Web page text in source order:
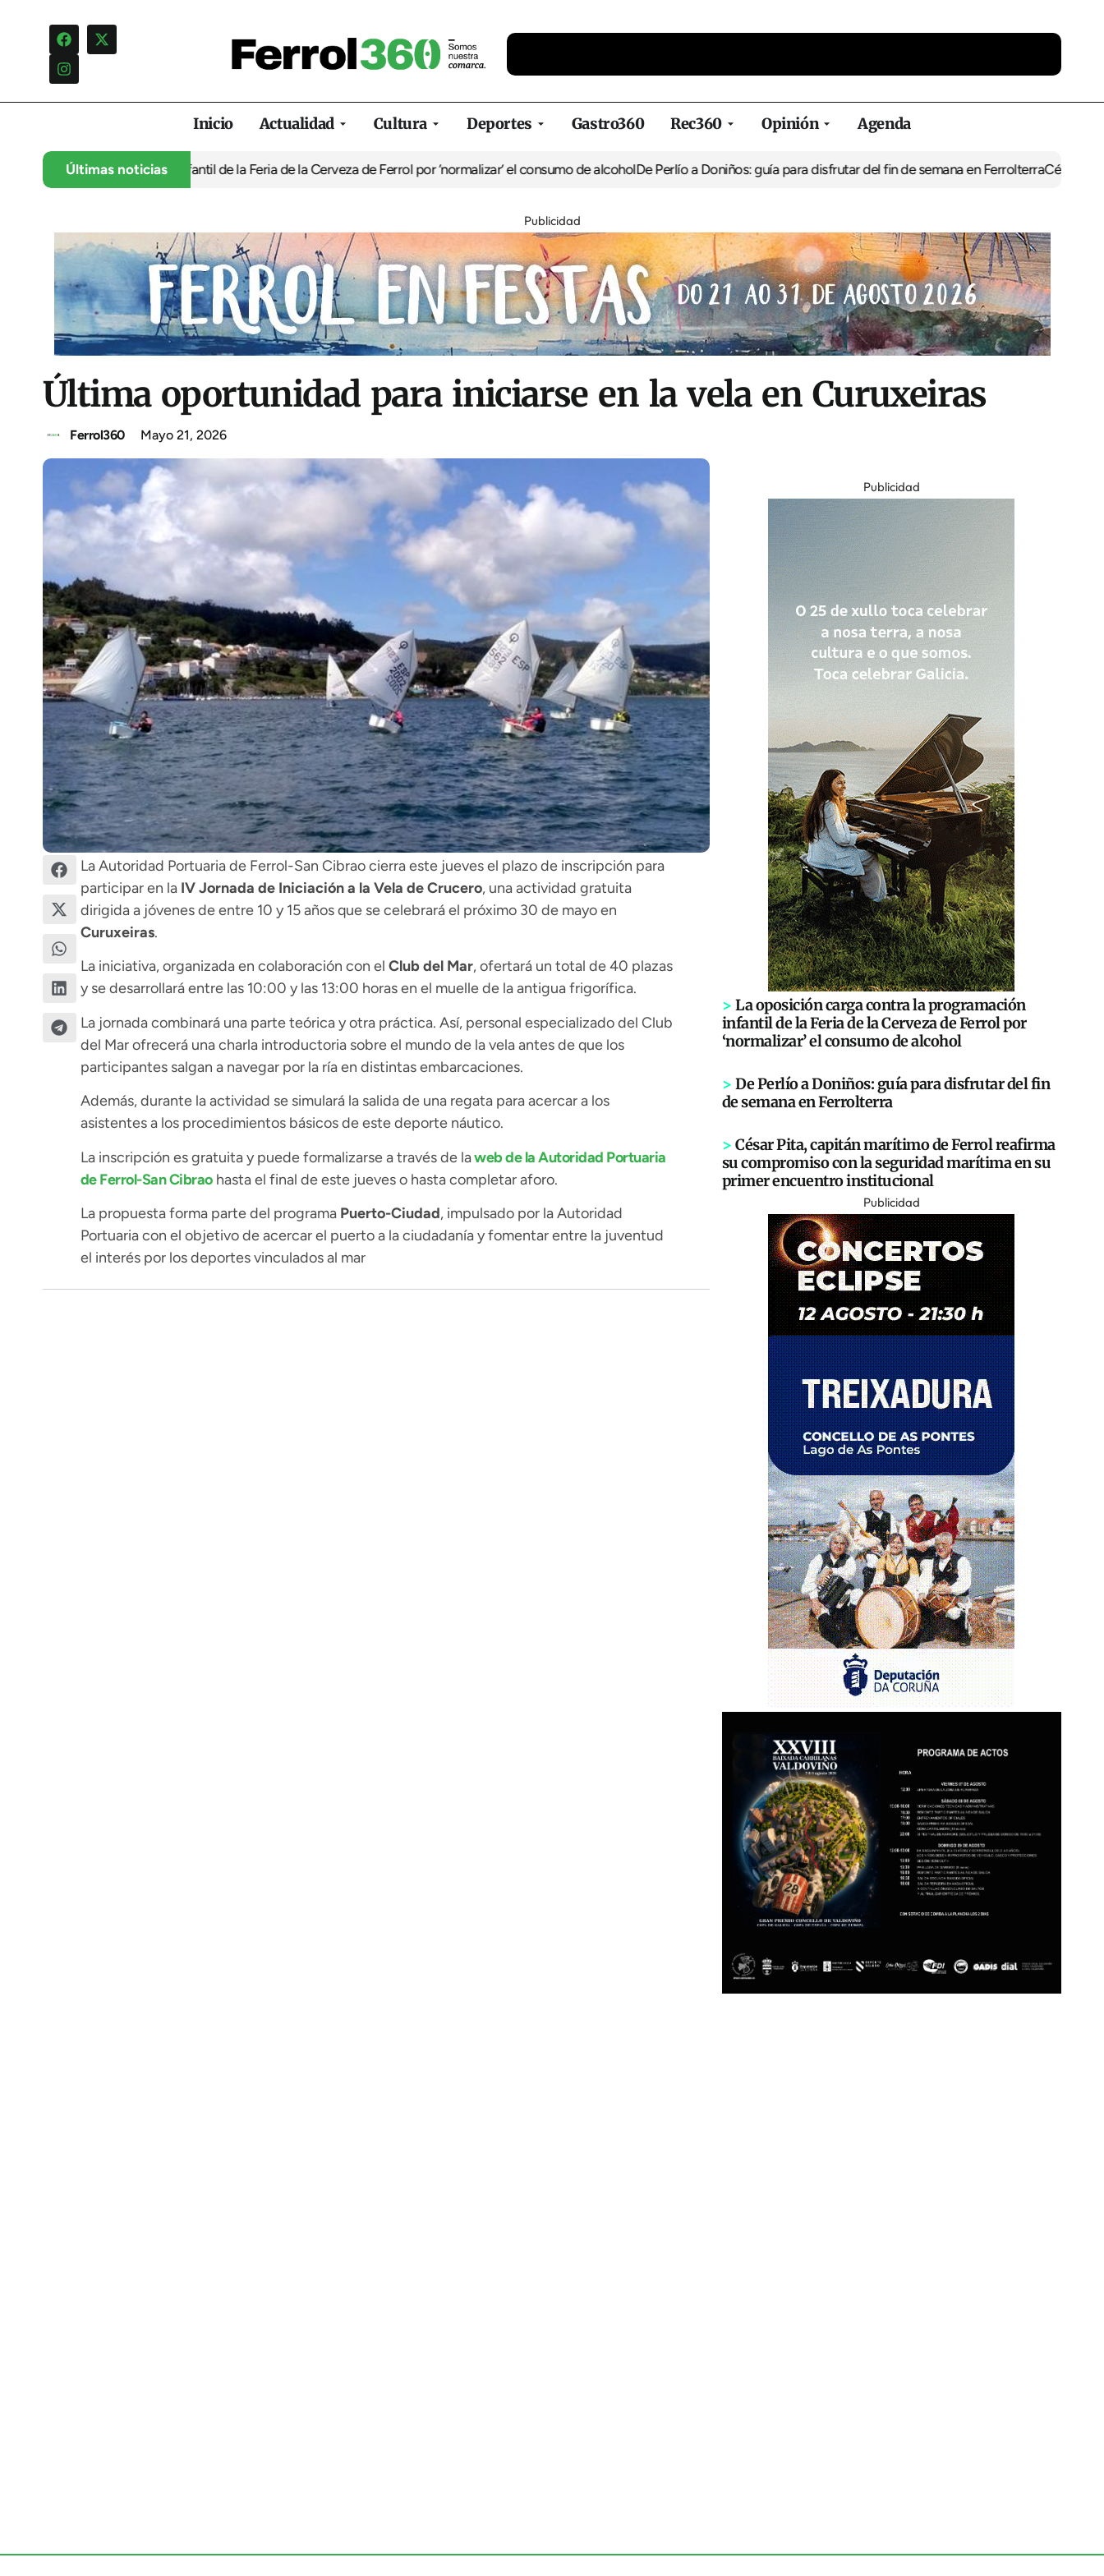
Inicio Actualidad Cultura Deportes Gastro360 Rec360 Opinión Agenda
Últimas noticias
la programación infantil de la Feria de la Cerveza de Ferrol por ‘normalizar’ el consumo de alcoholDe Perlío a Doniños: guía para disfrutar del fin de semana en FerrolterraCésar Pita,
Publicidad
Última oportunidad para iniciarse en la vela en Curuxeiras
Ferrol360 Mayo 21, 2026
La Autoridad Portuaria de Ferrol-San Cibrao cierra este jueves el plazo de inscripción para
participar en la IV Jornada de Iniciación a la Vela de Crucero, una actividad gratuita
dirigida a jóvenes de entre 10 y 15 años que se celebrará el próximo 30 de mayo en
Curuxeiras.
La iniciativa, organizada en colaboración con el Club del Mar, ofertará un total de 40 plazas
y se desarrollará entre las 10:00 y las 13:00 horas en el muelle de la antigua frigorífica.
La jornada combinará una parte teórica y otra práctica. Así, personal especializado del Club
del Mar ofrecerá una charla introductoria sobre el mundo de la vela antes de que los
participantes salgan a navegar por la ría en distintas embarcaciones.
Además, durante la actividad se simulará la salida de una regata para acercar a los
asistentes a los procedimientos básicos de este deporte náutico.
La inscripción es gratuita y puede formalizarse a través de laweb de la Autoridad Portuaria
de Ferrol-San Cibraohasta el final de este jueves o hasta completar aforo.
La propuesta forma parte del programa Puerto-Ciudad, impulsado por la Autoridad
Portuaria con el objetivo de acercar el puerto a la ciudadanía y fomentar entre la juventud
el interés por los deportes vinculados al mar
Publicidad
> La oposición carga contra la programación
infantil de la Feria de la Cerveza de Ferrol por
‘normalizar’ el consumo de alcohol
> De Perlío a Doniños: guía para disfrutar del fin
de semana en Ferrolterra
> César Pita, capitán marítimo de Ferrol reafirma
su compromiso con la seguridad marítima en su
primer encuentro institucional
Publicidad